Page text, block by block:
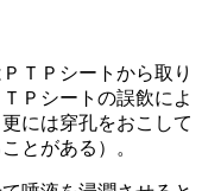
ＴＰシートから取り
Ｐシートの誤飲によ
には穿孔をおこして
とがある）。